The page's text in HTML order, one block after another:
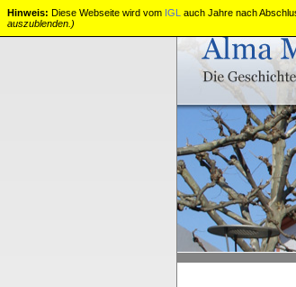
alte
kurfürstliche
Universität
Mainz
Hinweis: Diese Webseite wird vom IGL auch Jahre nach
auszublenden.)